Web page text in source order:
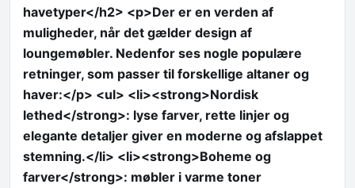
havetyper</h2> <p>Der er en verden af
muligheder, når det gælder design af
loungemøbler. Nedenfor ses nogle populære
retninger, som passer til forskellige altaner og
haver:</p> <ul> <li><strong>Nordisk
lethed</strong>: lyse farver, rette linjer og
elegante detaljer giver en moderne og afslappet
stemning.</li> <li><strong>Boheme og
farver</strong>: møbler i varme toner